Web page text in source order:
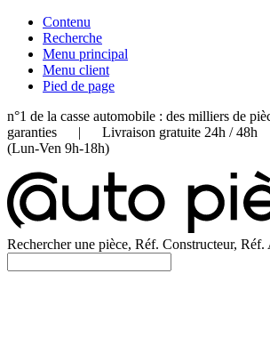
Contenu
Recherche
Menu principal
Menu client
Pied de page
n°1 de la casse automobile : des milliers de
garanties | Livraison gratuite 24h /
(Lun-Ven 9h-18h)
Rechercher une pièce, Réf. Constructeur, Réf.